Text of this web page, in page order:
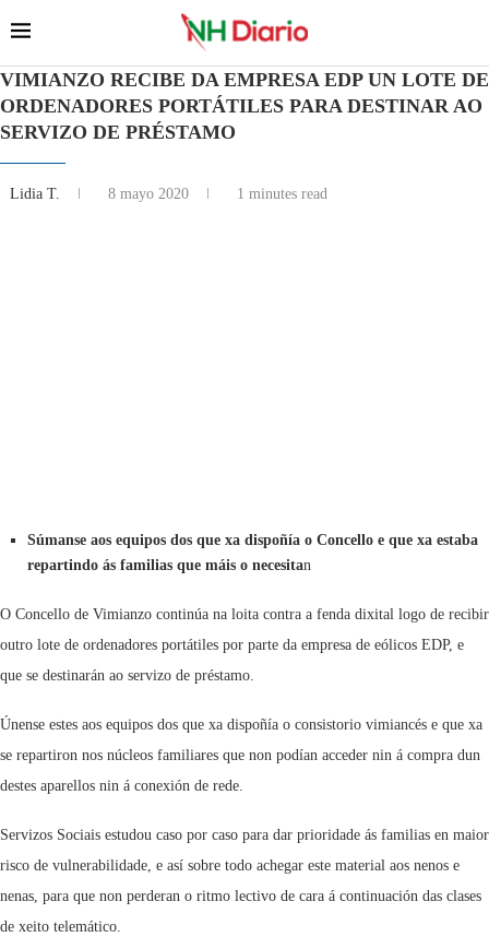
VIMIANZO RECIBE DA EMPRESA EDP UN LOTE DE
ORDENADORES PORTÁTILES PARA DESTINAR AO
SERVIZO DE PRÉSTAMO
Lidia T. 8 mayo 2020 1 minutes read
Súmanse aos equipos dos que xa dispoñía o Concello e que xa estaba
repartindo ás familias que máis o necesitan
O Concello de Vimianzo continúa na loita contra a fenda dixital logo de recibir
outro lote de ordenadores portátiles por parte da empresa de eólicos EDP, e
que se destinarán ao servizo de préstamo.
Únense estes aos equipos dos que xa dispoñía o consistorio vimiancés e que xa
se repartiron nos núcleos familiares que non podían acceder nin á compra dun
destes aparellos nin á conexión de rede.
Servizos Sociais estudou caso por caso para dar prioridade ás familias en maior
risco de vulnerabilidade, e así sobre todo achegar este material aos nenos e
nenas, para que non perderan o ritmo lectivo de cara á continuación das clases
de xeito telemático.